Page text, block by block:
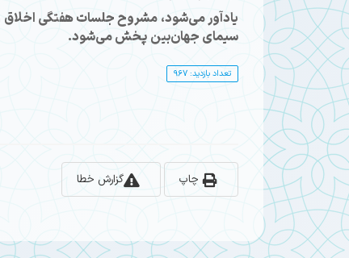
یادآور می‌شود، مشروح جلسات هفتگی اخلاق
سیمای جهان‌بین پخش می‌شود.
تعداد بازدید: 967
گزارش خطا چاپ